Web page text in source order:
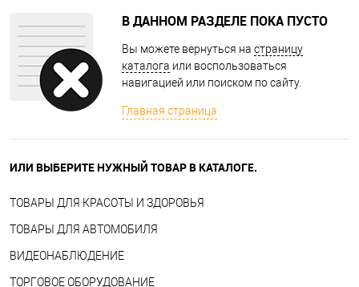
В ДАННОМ РАЗДЕЛЕ ПОКА ПУСТО
Вы можете вернуться на страницу
каталога или воспользоваться
навигацией или поиском по сайту.
Главная страница
ИЛИ ВЫБЕРИТЕ НУЖНЫЙ ТОВАР В КАТАЛОГЕ.
ТОВАРЫ ДЛЯ КРАСОТЫ И ЗДОРОВЬЯ
ТОВАРЫ ДЛЯ АВТОМОБИЛЯ
ВИДЕОНАБЛЮДЕНИЕ
ТОРГОВОЕ ОБОРУДОВАНИЕ